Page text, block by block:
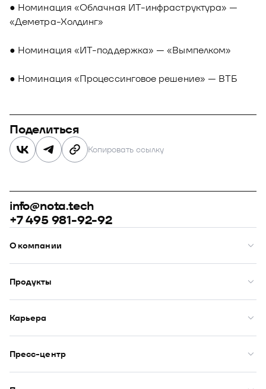
● Номинация «Облачная ИТ-инфраструктура» —
«Деметра-Холдинг»
● Номинация «ИТ-поддержка» — «Вымпелком»
● Номинация «Процессинговое решение» — ВТБ
Поделиться
Копировать ссылку
info@nota.tech
+7 495 981-92-92
О компании
О нас
Премии
Рейтинги
Кейсы
Закупки
ИТ-аккредитация
Продукты
Модус
Купол
Сфера
Визор
Юнион
Оазис
Карьера
Вакансии
Бенефиты
Начало карьеры
Пресс-центр
Новости
Публикации